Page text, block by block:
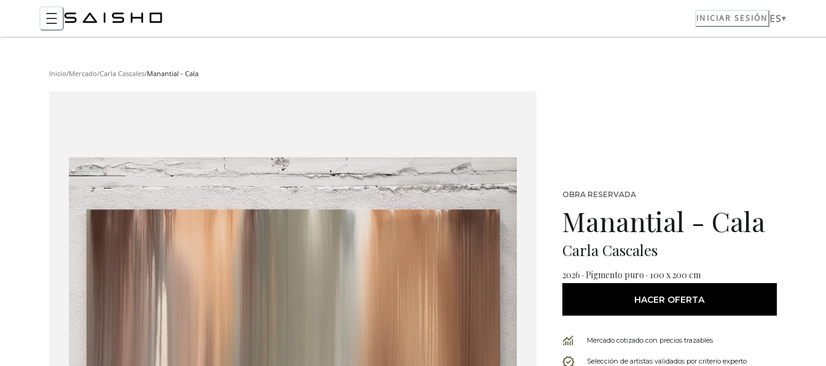
INICIAR SESIÓN ES
Inicio/Mercado/Carla Cascales/Manantial - Cala
OBRA RESERVADA
Manantial - Cala
Carla Cascales
2026 · Pigmento puro · 100 x 200 cm
HACER OFERTA
Mercado cotizado con precios trazables
Selección de artistas validados por criterio experto